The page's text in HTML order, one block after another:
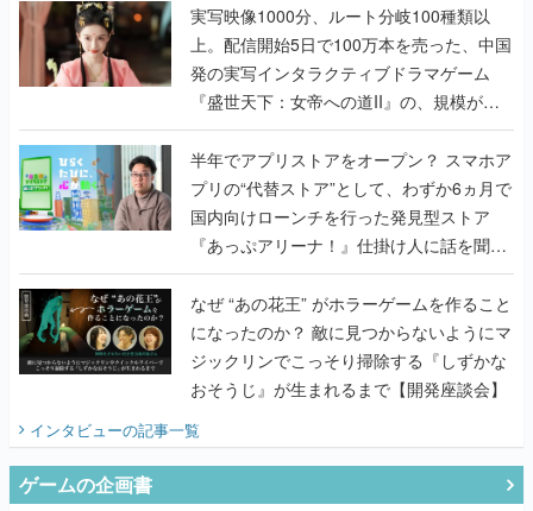
んだレジェンド2人に訊く開発秘話
実写映像1000分、ルート分岐100種類以
上。配信開始5日で100万本を売った、中国
発の実写インタラクティブドラマゲーム
『盛世天下：女帝への道II』の、規模が違
うこだわりをプロデューサーに聞いた
半年でアプリストアをオープン？ スマホア
プリの“代替ストア”として、わずか6ヵ月で
国内向けローンチを行った発見型ストア
『あっぷアリーナ！』仕掛け人に話を聞い
てみた
なぜ “あの花王” がホラーゲームを作ること
になったのか？ 敵に見つからないようにマ
ジックリンでこっそり掃除する『しずかな
おそうじ』が生まれるまで【開発座談会】
インタビューの記事一覧
ゲームの企画書